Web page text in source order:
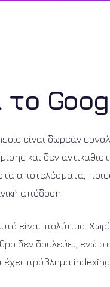
το
είναι δωρεάν
και δεν
αποτελέσματα,
απόδοση.
είναι πολύτιμο.
δεν δουλεύει, ενώ
έχει πρόβλημα